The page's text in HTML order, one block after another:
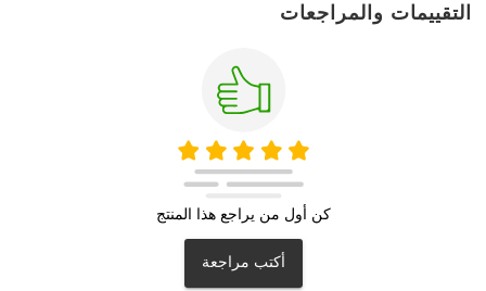
التقييمات والمراجعات
كن أول من يراجع هذا المنتج
أكتب مراجعة